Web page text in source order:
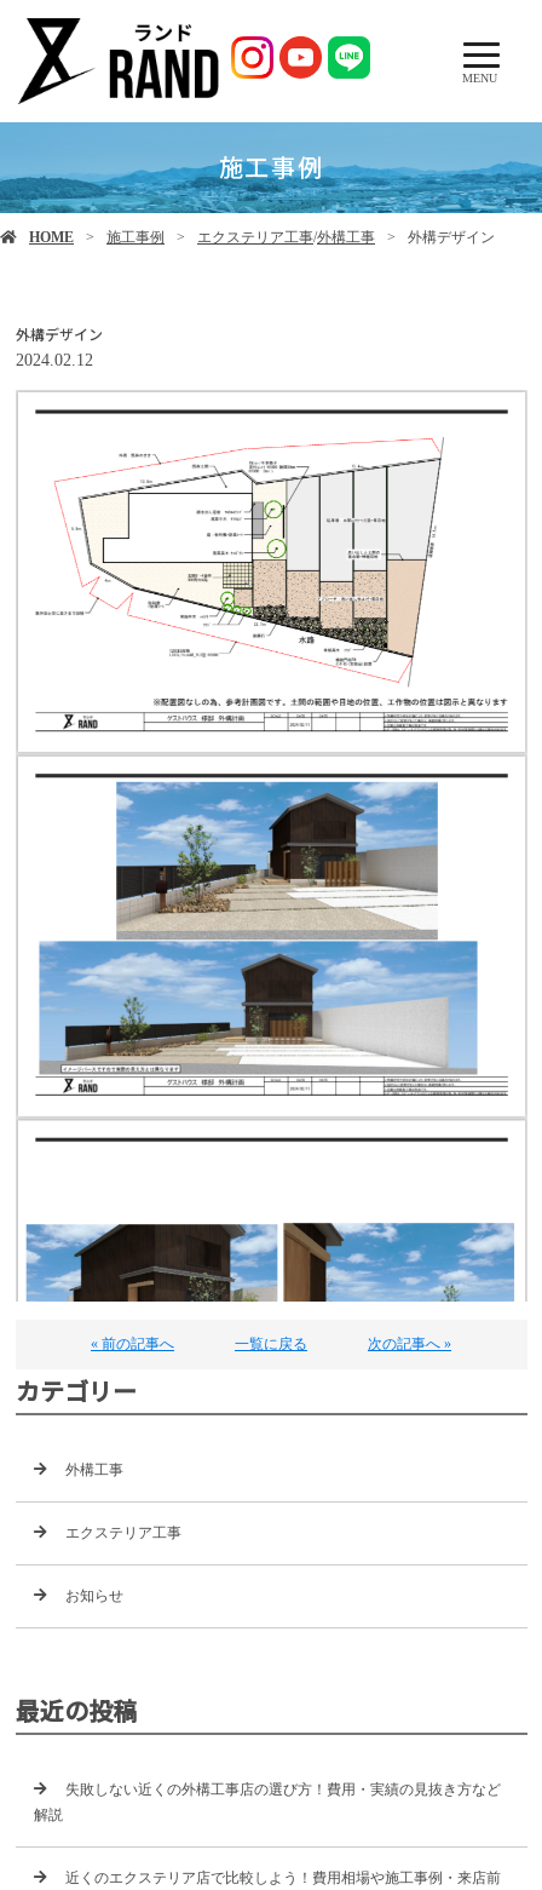
MENU
施工事例
HOME 施工事例 エクステリア工事/外構工事 外構デザイン
外構デザイン
2024.02.12
« 前の記事へ 一覧に戻る 次の記事へ »
カテゴリー
外構工事
エクステリア工事
お知らせ
最近の投稿
失敗しない近くの外構工事店の選び方！費用・実績の見抜き方など
解説
近くのエクステリア店で比較しよう！費用相場や施工事例・来店前